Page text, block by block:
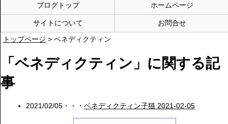
ブログトップ ホームページ
サイトについて
お問合せ
トップページ > ベネディクティン
「ベネディクティン」に関する記
事
2021/02/05・・・ ベネディクティン子猫 2021-02-05